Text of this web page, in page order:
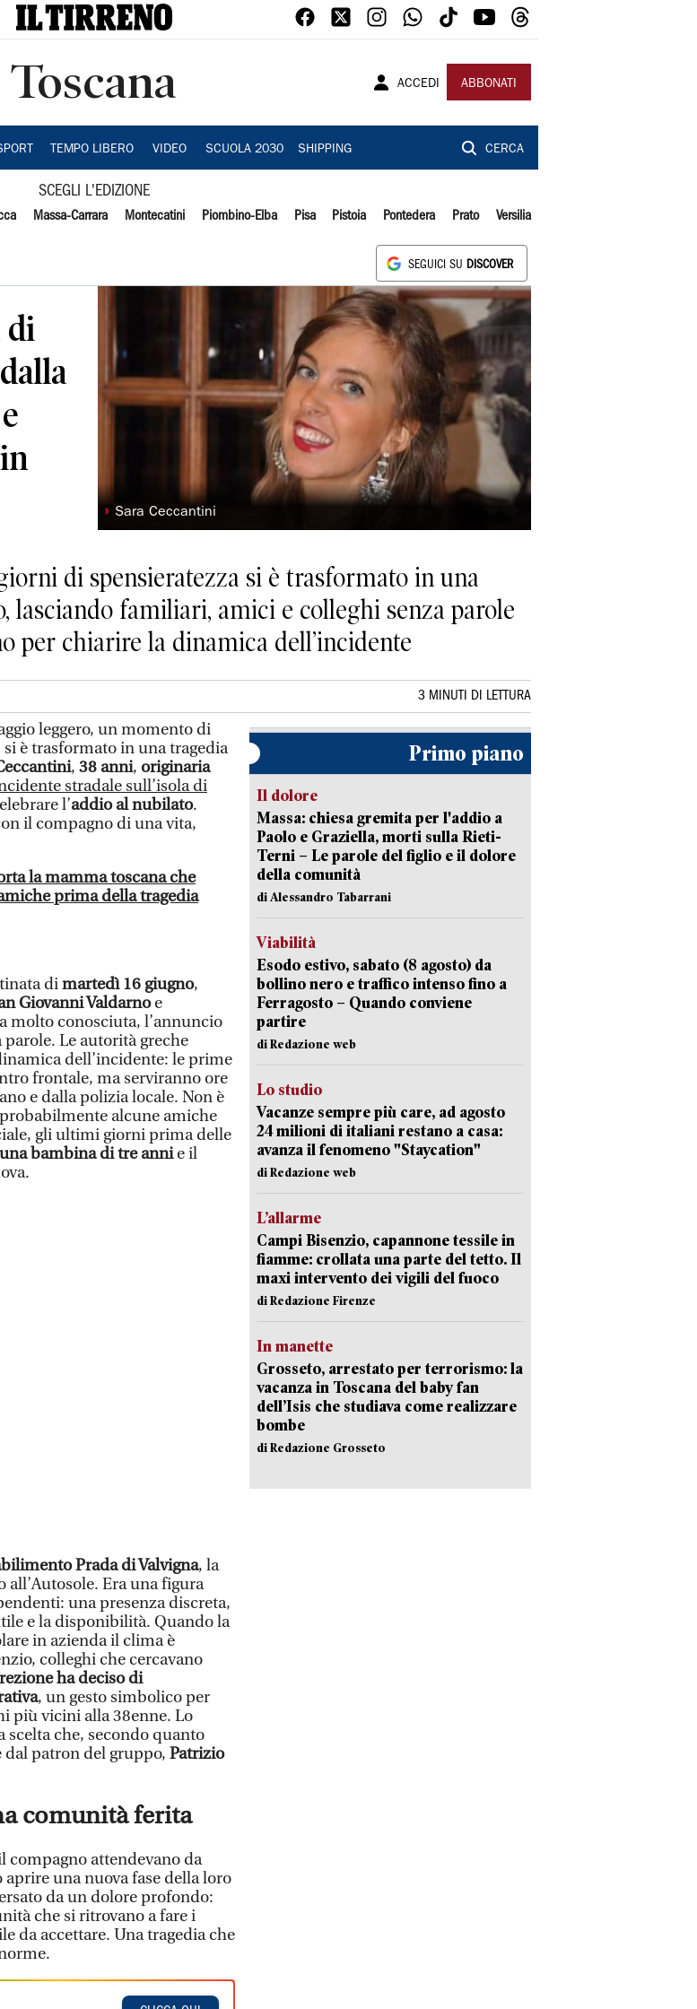
Toscana ACCEDI ABBONATI
TEMPO LIBERO VIDEO SCUOLA 2030 SHIPPING CERCA
SCEGLI L'EDIZIONE
Massa-Carrara Montecatini Piombino-Elba Pisa Pistoia Pontedera Prato Versilia
SEGUICI SU DISCOVER
di
◗ Sara Ceccantini
di spensieratezza si è trasformato in una
lasciando familiari, amici e colleghi senza parole
per chiarire la dinamica dell’incidente
3 MINUTI DI LETTURA
leggero, un momento di
è trasformato in una tragedia
, 38 anni, originaria
stradale sull’isola di
l’addio al nubilato.
il compagno di una vita,
la mamma toscana che
prima della tragedia
dimartedì 16 giugno,
Giovanni Valdarnoe
molto conosciuta, l’annuncio
Le autorità greche
dell’incidente: le prime
frontale, ma serviranno ore
e dalla polizia locale. Non è
alcune amiche
gli ultimi giorni prima delle
bambina di tre annie il
Prada di Valvigna, la
all’Autosole. Era una figura
una presenza discreta,
e la disponibilità. Quando la
in azienda il clima è
colleghi che cercavano
ha deciso di
, un gesto simbolico per
più vicini alla 38enne. Lo
che, secondo quanto
dal patron del gruppo, Patrizio
comunità ferita
compagno attendevano da
una nuova fase della loro
da un dolore profondo:
che si ritrovano a fare i
da accettare. Una tragedia che
Primo piano
Il dolore
Massa: chiesa gremita per l'addio a
Paolo e Graziella, morti sulla Rieti-
Terni – Le parole del figlio e il dolore
della comunità
di Alessandro Tabarrani
Viabilità
Esodo estivo, sabato (8 agosto) da
bollino nero e traffico intenso fino a
Ferragosto – Quando conviene
partire
di Redazione web
Lo studio
Vacanze sempre più care, ad agosto
24 milioni di italiani restano a casa:
avanza il fenomeno "Staycation"
di Redazione web
L’allarme
Campi Bisenzio, capannone tessile in
fiamme: crollata una parte del tetto. Il
maxi intervento dei vigili del fuoco
di Redazione Firenze
In manette
Grosseto, arrestato per terrorismo: la
vacanza in Toscana del baby fan
dell’Isis che studiava come realizzare
bombe
di Redazione Grosseto